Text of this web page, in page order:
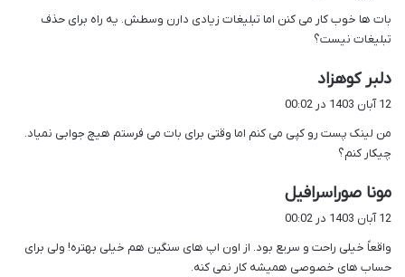
:
بات ها خوب کار می کنن اما تبلیغات زیادی دارن وسطش. یه راه برای حذف
تبلیغات نیست؟
دلبر کوهزاد
ف
:
12 آبان 1403 در 00:02
من لینک پست رو کپی می کنم اما وقتی برای بات می فرستم هیچ جوابی نمیاد.
چیکار کنم؟
مونا صوراسرافیل
:
12 آبان 1403 در 00:02
واقعاً خیلی راحت و سریع بود. از اون اپ های سنگین هم خیلی بهتره! ولی برای
حساب های خصوصی همیشه کار نمی کنه.